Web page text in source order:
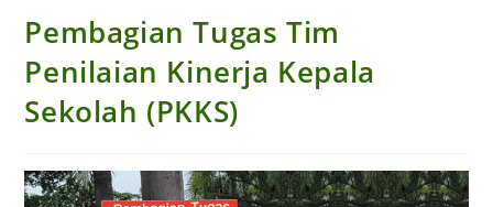
Pembagian Tugas Tim
Penilaian Kinerja Kepala
Sekolah (PKKS)